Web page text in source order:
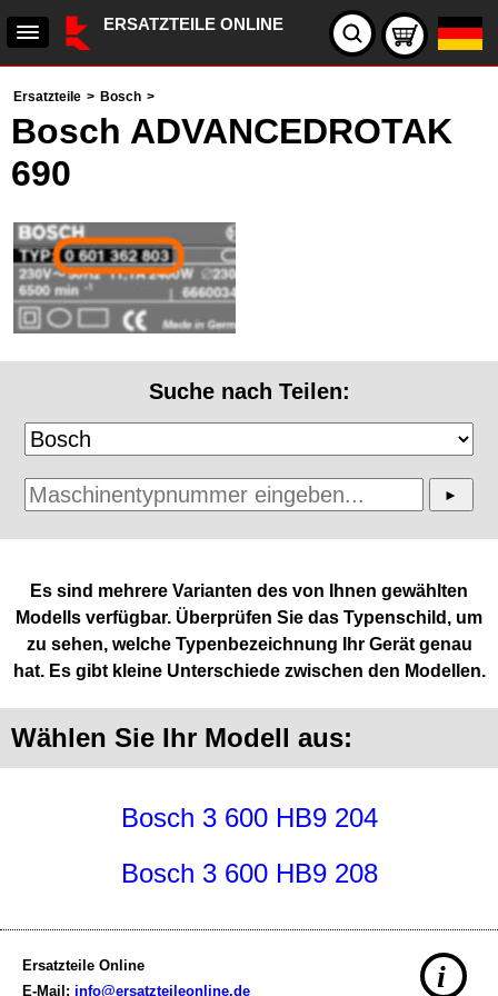
ERSATZTEILE ONLINE
Ersatzteile > Bosch >
Bosch ADVANCEDROTAK
690
Suche nach Teilen:
Es sind mehrere Varianten des von Ihnen gewählten
Modells verfügbar. Überprüfen Sie das Typenschild, um
zu sehen, welche Typenbezeichnung Ihr Gerät genau
hat. Es gibt kleine Unterschiede zwischen den Modellen.
Wählen Sie Ihr Modell aus:
Bosch 3 600 HB9 204
Bosch 3 600 HB9 208
Ersatzteile Online
E-Mail: info@ersatzteileonline.de i